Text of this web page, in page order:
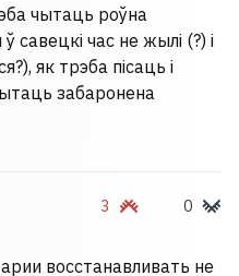
чытаць роўна
савецкі час не жылі (?) і
як трэба пісаць і
забаронена
3 0
восстанавливать не